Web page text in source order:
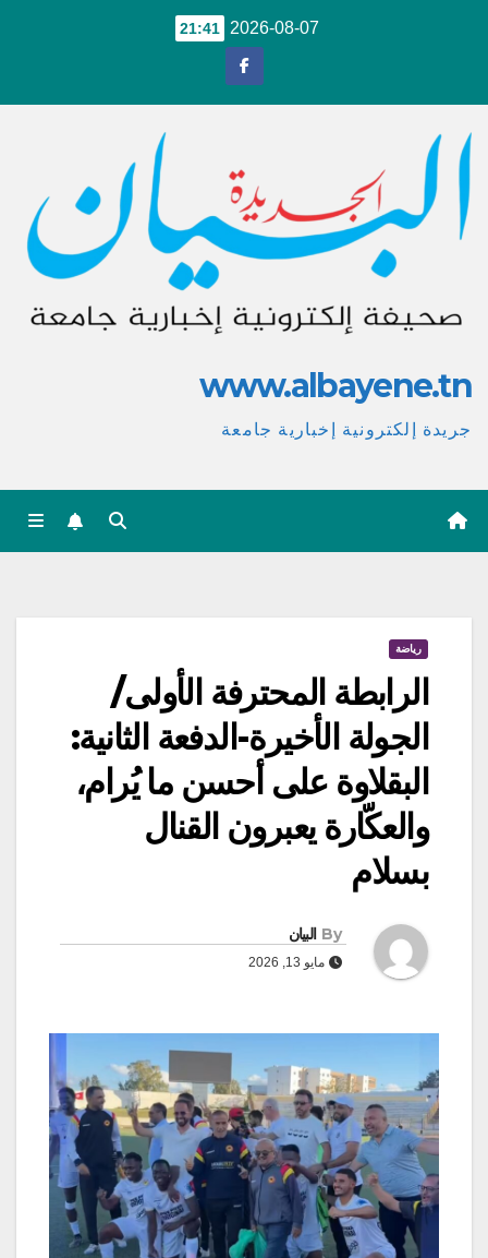
2026-08-07
21:41
www.albayene.tn
جريدة إلكترونية إخبارية جامعة
رياضة
الرابطة المحترفة الأولى/
الجولة الأخيرة-الدفعة الثانية:
البقلاوة على أحسن ما يُرام،
والعكّارة يعبرون القنال
بسلام
By البيان
مايو 13, 2026